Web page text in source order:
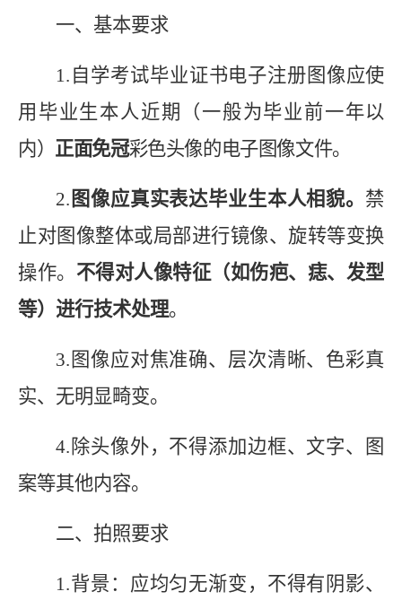
一、基本要求
1. 自学考试毕业证书电子注册图像应使
用毕业生本人近期（一般为毕业前一年以
内） 正面免冠彩色头像的电子图像文件。
2. 图像应真实表达毕业生本人相貌。 禁
止对图像整体或局部进行镜像、旋转等变换
操作。 不得对人像特征（如伤疤、痣、发型
等）进行技术处理。
3. 图像应对焦准确、层次清晰、色彩真
实、无明显畸变。
4. 除头像外，不得添加边框、文字、图
案等其他内容。
二、拍照要求
1.背景：应均匀无渐变，不得有阴影、